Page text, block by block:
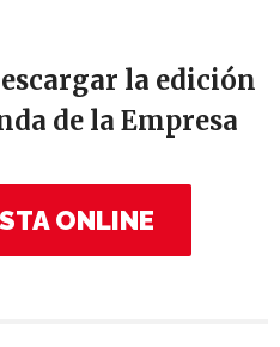
la edición
de la Empresa
ONLINE